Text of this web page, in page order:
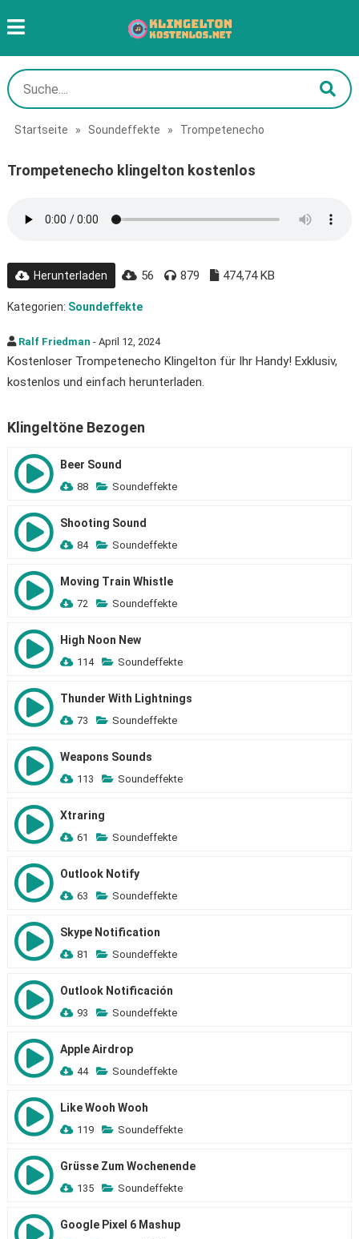
Startseite » Soundeffekte » Trompetenecho
Trompetenecho klingelton kostenlos
Herunterladen 56 879 474,74 KB
Kategorien: Soundeffekte
Ralf Friedman - April 12, 2024
Kostenloser Trompetenecho Klingelton für Ihr Handy! Exklusiv,
kostenlos und einfach herunterladen.
Klingeltöne Bezogen
Beer Sound
88 Soundeffekte
Shooting Sound
84 Soundeffekte
Moving Train Whistle
72 Soundeffekte
High Noon New
114 Soundeffekte
Thunder With Lightnings
73 Soundeffekte
Weapons Sounds
113 Soundeffekte
Xtraring
61 Soundeffekte
Outlook Notify
63 Soundeffekte
Skype Notification
81 Soundeffekte
Outlook Notificación
93 Soundeffekte
Apple Airdrop
44 Soundeffekte
Like Wooh Wooh
119 Soundeffekte
Grüsse Zum Wochenende
135 Soundeffekte
Google Pixel 6 Mashup